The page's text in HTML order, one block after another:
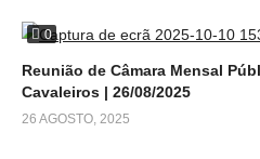
0
Reunião de Câmara Mensal
Cavaleiros | 26/08/2025
26 AGOSTO, 2025